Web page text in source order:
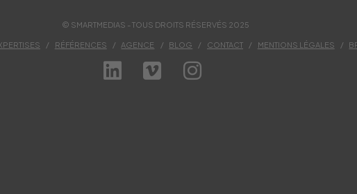
© SMARTMEDIAS - TOUS DROITS RÉSERVÉS 2025
RÉFÉRENCES AGENCE BLOG CONTACT MENTIONS LÉGALES